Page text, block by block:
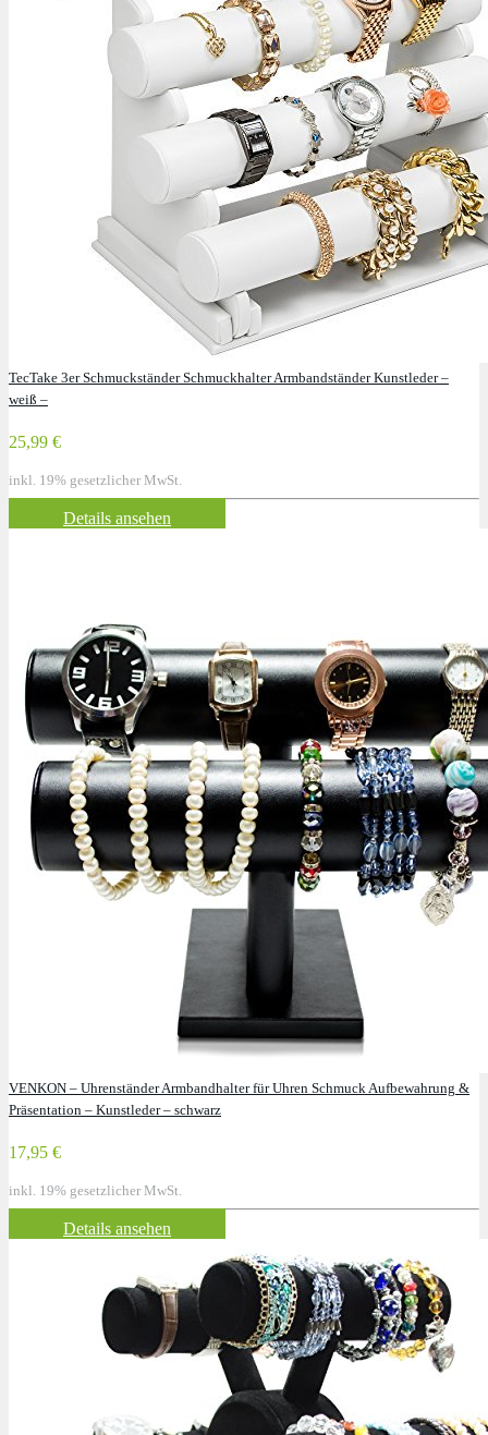
TecTake 3er Schmuckständer Schmuckhalter Armbandständer Kunstleder –
weiß –
25,99 €
inkl. 19% gesetzlicher MwSt.
Details ansehen
VENKON – Uhrenständer Armbandhalter für Uhren Schmuck Aufbewahrung &
Präsentation – Kunstleder – schwarz
17,95 €
inkl. 19% gesetzlicher MwSt.
Details ansehen